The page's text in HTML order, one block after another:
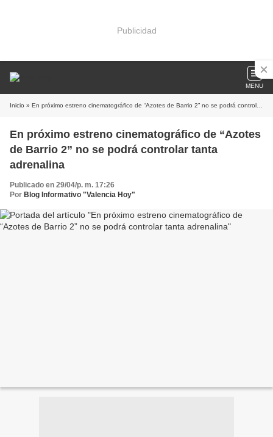
Publicidad
MENU
Inicio » En próximo estreno cinematográfico de “Azotes de Barrio 2” no se podrá controlar tanta adrenalina
En próximo estreno cinematográfico de “Azotes
de Barrio 2” no se podrá controlar tanta
adrenalina
Publicado en 29/04/p. m. 17:26
Por Blog Informativo "Valencia Hoy"